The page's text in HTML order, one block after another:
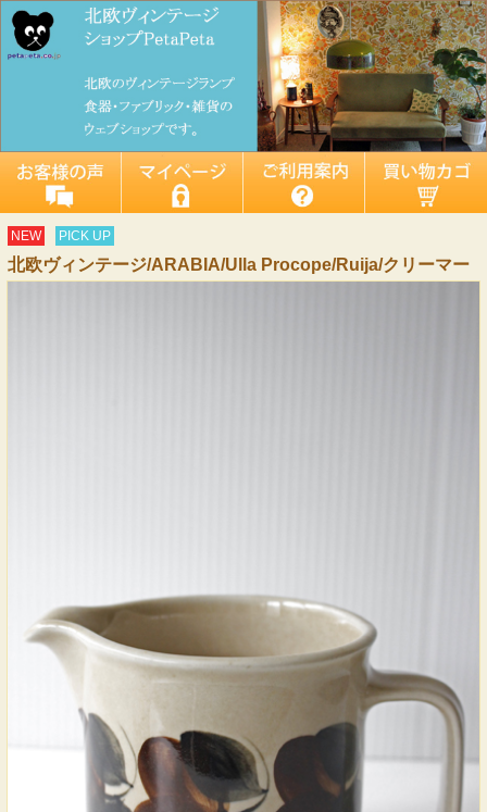
NEW PICK UP
北欧ヴィンテージ/ARABIA/Ulla Procope/Ruija/クリーマー